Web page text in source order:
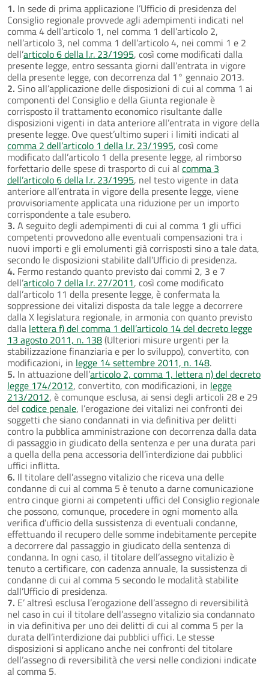
1. In sede di prima applicazione l’Ufficio di presidenza del
Consiglio regionale provvede agli adempimenti indicati nel
comma 4 dell’articolo 1, nel comma 1 dell’articolo 2,
nell’articolo 3, nel comma 1 dell’articolo 4, nei commi 1 e 2
dell’articolo 6 della l.r. 23/1995, così come modificati dalla
presente legge, entro sessanta giorni dall’entrata in vigore
della presente legge, con decorrenza dal 1° gennaio 2013.
2. Sino all’applicazione delle disposizioni di cui al comma 1 ai
componenti del Consiglio e della Giunta regionale è
corrisposto il trattamento economico risultante dalle
disposizioni vigenti in data anteriore all’entrata in vigore della
presente legge. Ove quest’ultimo superi i limiti indicati al
comma 2 dell’articolo 1 della l.r. 23/1995, così come
modificato dall’articolo 1 della presente legge, al rimborso
forfettario delle spese di trasporto di cui al comma 3
dell’articolo 6 della l.r. 23/1995, nel testo vigente in data
anteriore all’entrata in vigore della presente legge, viene
provvisoriamente applicata una riduzione per un importo
corrispondente a tale esubero.
3. A seguito degli adempimenti di cui al comma 1 gli uffici
competenti provvedono alle eventuali compensazioni tra i
nuovi importi e gli emolumenti già corrisposti sino a tale data,
secondo le disposizioni stabilite dall’Ufficio di presidenza.
4. Fermo restando quanto previsto dai commi 2, 3 e 7
dell’articolo 7 della l.r. 27/2011, così come modificato
dall’articolo 11 della presente legge, è confermata la
soppressione dei vitalizi disposta da tale legge a decorrere
dalla X legislatura regionale, in armonia con quanto previsto
dalla lettera f) del comma 1 dell’articolo 14 del decreto legge
13 agosto 2011, n. 138(Ulteriori misure urgenti per la
stabilizzazione finanziaria e per lo sviluppo), convertito, con
modificazioni, in legge 14 settembre 2011, n. 148.
5. In attuazione dell’articolo 2, comma 1, lettera n) del decreto
legge 174/2012, convertito, con modificazioni, in legge
213/2012, è comunque esclusa, ai sensi degli articoli 28 e 29
del codice penale, l’erogazione dei vitalizi nei confronti dei
soggetti che siano condannati in via definitiva per delitti
contro la pubblica amministrazione con decorrenza dalla data
di passaggio in giudicato della sentenza e per una durata pari
a quella della pena accessoria dell’interdizione dai pubblici
uffici inflitta.
6. Il titolare dell’assegno vitalizio che riceva una delle
condanne di cui al comma 5 è tenuto a darne comunicazione
entro cinque giorni ai competenti uffici del Consiglio regionale
che possono, comunque, procedere in ogni momento alla
verifica d’ufficio della sussistenza di eventuali condanne,
effettuando il recupero delle somme indebitamente percepite
a decorrere dal passaggio in giudicato della sentenza di
condanna. In ogni caso, il titolare dell’assegno vitalizio è
tenuto a certificare, con cadenza annuale, la sussistenza di
condanne di cui al comma 5 secondo le modalità stabilite
dall’Ufficio di presidenza.
7. E’ altresì esclusa l’erogazione dell’assegno di reversibilità
nel caso in cui il titolare dell’assegno vitalizio sia condannato
in via definitiva per uno dei delitti di cui al comma 5 per la
durata dell’interdizione dai pubblici uffici. Le stesse
disposizioni si applicano anche nei confronti del titolare
dell’assegno di reversibilità che versi nelle condizioni indicate
al comma 5.